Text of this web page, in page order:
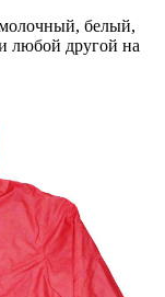
белый,
любой другой на